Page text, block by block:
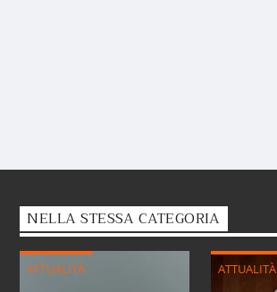
NELLA STESSA CATEGORIA
ATTUALITÀ ATTUALITÀ